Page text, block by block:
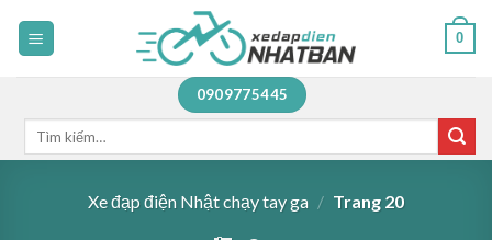
0
0909775445
Tìm
Xe đạp điện Nhật chạy tay ga / Trang 20